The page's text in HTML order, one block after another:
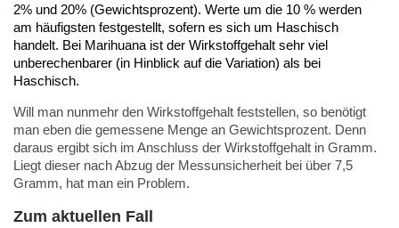
2% und 20% (Gewichtsprozent). Werte um die 10 % werden
am häufigsten festgestellt, sofern es sich um Haschisch
handelt. Bei Marihuana ist der Wirkstoffgehalt sehr viel
unberechenbarer (in Hinblick auf die Variation) als bei
Haschisch.
Will man nunmehr den Wirkstoffgehalt feststellen, so benötigt
man eben die gemessene Menge an Gewichtsprozent. Denn
daraus ergibt sich im Anschluss der Wirkstoffgehalt in Gramm.
Liegt dieser nach Abzug der Messunsicherheit bei über 7,5
Gramm, hat man ein Problem.
Zum aktuellen Fall